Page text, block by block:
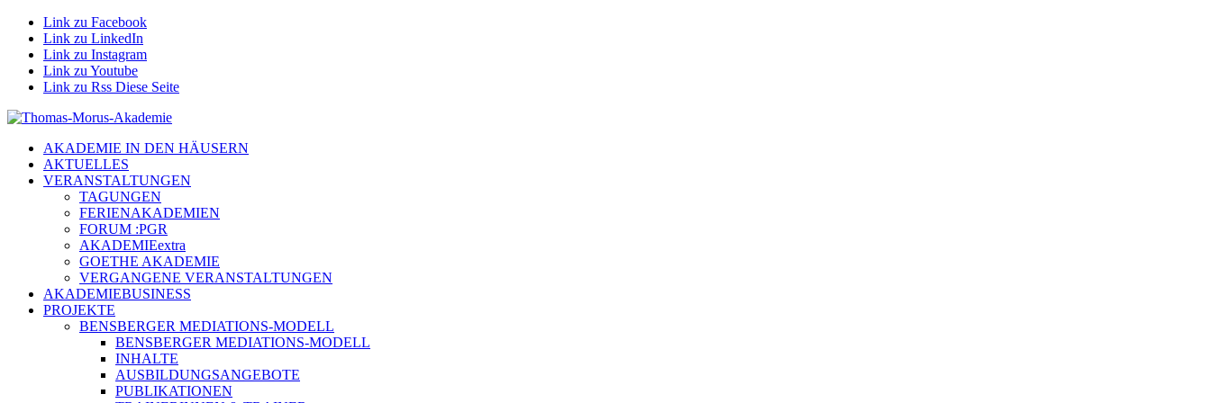
Link zu Facebook
Link zu LinkedIn
Link zu Instagram
Link zu Youtube
Link zu Rss Diese Seite
AKADEMIE IN DEN HÄUSERN
AKTUELLES
VERANSTALTUNGEN
TAGUNGEN
FERIENAKADEMIEN
FORUM :PGR
AKADEMIEextra
GOETHE AKADEMIE
VERGANGENE VERANSTALTUNGEN
AKADEMIEBUSINESS
PROJEKTE
BENSBERGER MEDIATIONS-MODELL
BENSBERGER MEDIATIONS-MODELL
INHALTE
AUSBILDUNGSANGEBOTE
PUBLIKATIONEN